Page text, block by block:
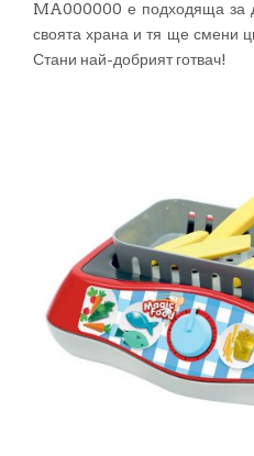
MA000000 е подходяща за
своята храна и тя ще смени
Стани най-добрият готвач!